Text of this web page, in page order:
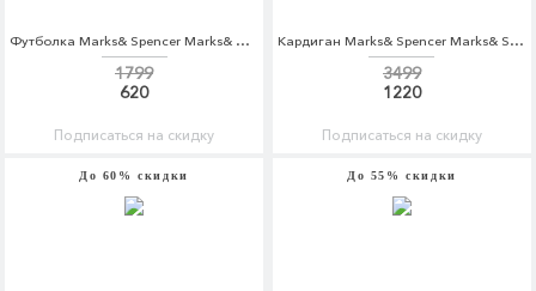
Футболка Marks& Spencer Marks& Spencer MA178EWCVTC3
1799
620
Подписаться на скидку
Кардиган Marks& Spencer Marks& Spencer MA178EWYYJ48
3499
1220
Подписаться на скидку
До 60% скидки До 55% скидки